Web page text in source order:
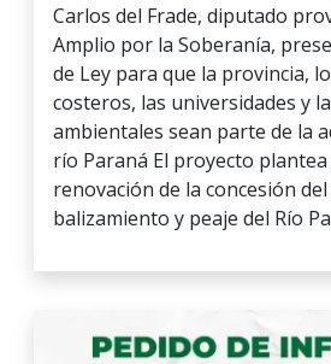
Carlos del Frade, diputado
Amplio por la Soberanía,
de Ley para que la provincia,
costeros, las universidades y
ambientales sean parte de la
río Paraná El proyecto plantea
renovación de la concesión
balizamiento y peaje del Río